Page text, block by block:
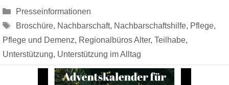
Kategorien
Presseinformationen
Schlagwörter
Broschüre, Nachbarschaft, Nachbarschaftshilfe, Pflege,
Pflege und Demenz, Regionalbüros Alter, Teilhabe,
Unterstützung, Unterstützung im Alltag